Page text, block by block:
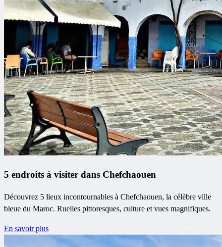
5 endroits à visiter dans Chefchaouen
Découvrez 5 lieux incontournables à Chefchaouen, la célèbre ville
bleue du Maroc. Ruelles pittoresques, culture et vues magnifiques.
En savoir plus